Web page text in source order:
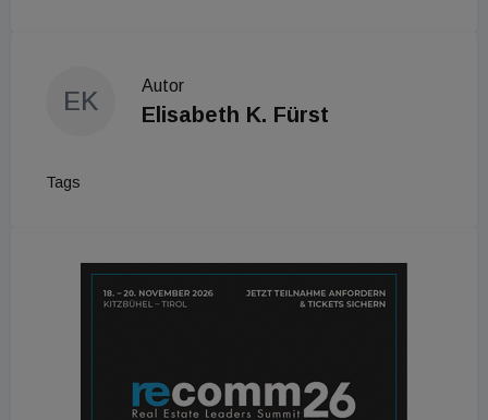
EK
Autor
Elisabeth K. Fürst
Tags